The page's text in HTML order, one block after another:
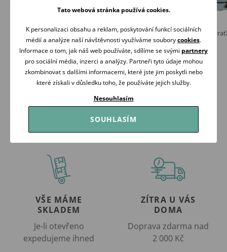
Mrofi Tepláky Sport ČERNÁ
329 Kč
Skladem
Koupit
PINOKIO Bloomers
129 Kč159 Kč
Skladem
Koupit
VŠE MÁME
SKLADEM
Je-li otevřeno
expedujeme ihned
ZÍTRA U VÁS
DOMA
Doprava zdarma nad
2 000 Kč
Tato webová stránka používá cookies.
K personalizaci obsahu a reklam, poskytování funkcí sociálních
médií a analýze naší návštěvnosti využíváme souborycookies.
Informace o tom, jak náš web používáte, sdílíme se svými partnery
pro sociální média, inzerci a analýzy. Partneři tyto údaje mohou
zkombinovat s dalšími informacemi, které jste jim poskytli nebo
které získali v důsledku toho, že používáte jejich služby.
Nesouhlasím
SOUHLASÍM